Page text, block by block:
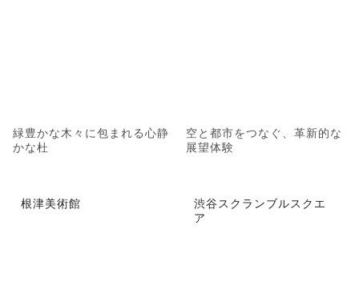
緑豊かな木々に包まれる心静
かな杜
空と都市をつなぐ、革新的な
展望体験
根津美術館
渋谷スクランブルスクエ
ア